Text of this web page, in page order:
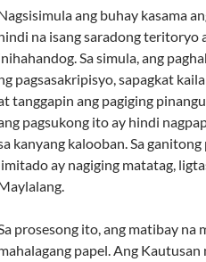
ang buhay kasama
na isang saradong teritoryo
Sa simula, ang
pagsasakripisyo, sapagkat
tanggapin ang pagiging
pagsukong ito ay hindi
kanyang kalooban. Sa
ay nagiging matatag,
prosesong ito, ang matibay na
papel. Ang